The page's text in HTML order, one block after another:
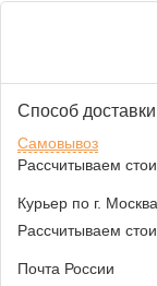
Способ доставки
Самовывоз
Рассчитываем
Курьер по г. Москва
Рассчитываем
Почта России